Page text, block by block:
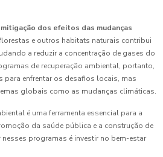
mitigação dos efeitos das mudanças
e outros habitats naturais contribui
a reduzir a concentração de gases do
de recuperação ambiental, portanto,
para enfrentar os desafios locais, mas
globais como as mudanças climáticas.
é uma ferramenta essencial para a
da saúde pública e a construção de
programas é investir no bem-estar